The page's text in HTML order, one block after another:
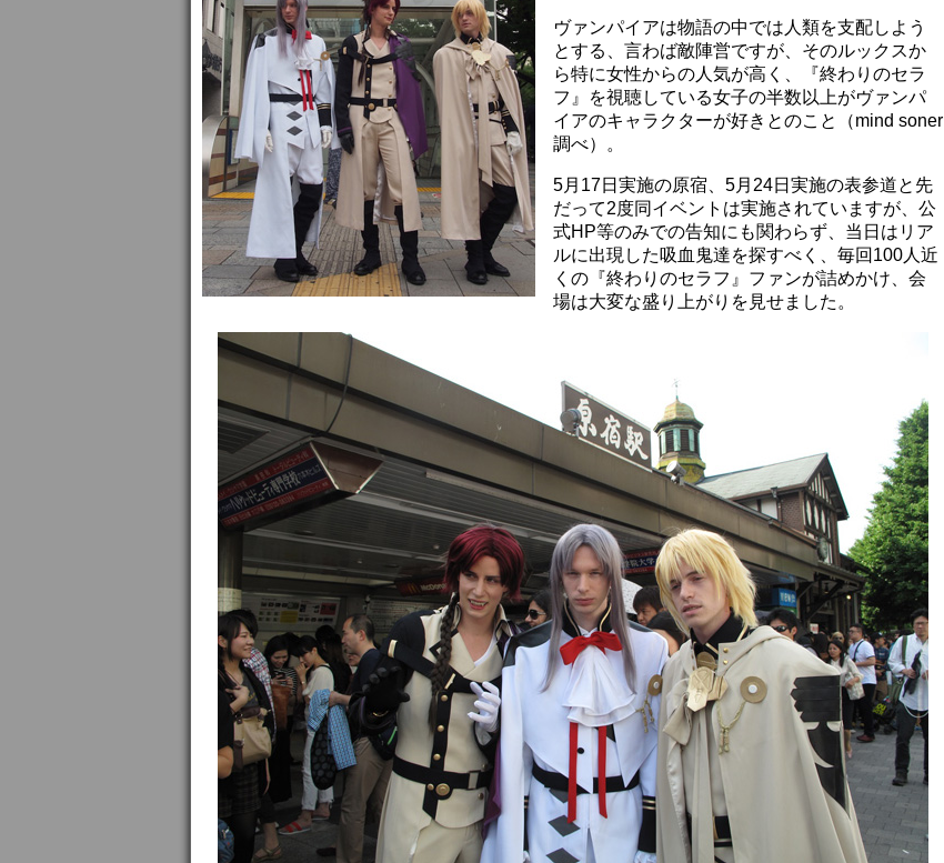
ヴァンパイアは物語の中では人類を支配しよう
とする、言わば敵陣営ですが、そのルックスか
ら特に女性からの人気が高く、『終わりのセラ
フ』を視聴している女子の半数以上がヴァンパ
イアのキャラクターが好きとのこと（mind soner
調べ）。
5月17日実施の原宿、5月24日実施の表参道と先
だって2度同イベントは実施されていますが、公
式HP等のみでの告知にも関わらず、当日はリア
ルに出現した吸血鬼達を探すべく、毎回100人近
くの『終わりのセラフ』ファンが詰めかけ、会
場は大変な盛り上がりを見せました。